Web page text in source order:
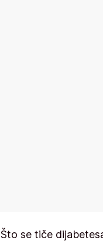
Što se tiče